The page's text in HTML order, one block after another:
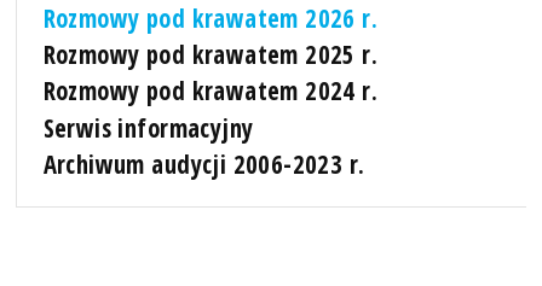
Rozmowy pod krawatem 2026 r.
Rozmowy pod krawatem 2025 r.
Rozmowy pod krawatem 2024 r.
Serwis informacyjny
Archiwum audycji 2006-2023 r.